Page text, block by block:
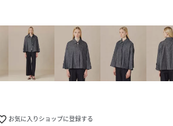
お気に入りショップに登録する